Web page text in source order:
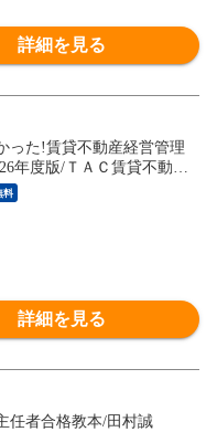
詳細を見る
った!賃貸不動産経営管理
年度版/ＴＡＣ賃貸不動産
料
詳細を見る
任者合格教本/田村誠